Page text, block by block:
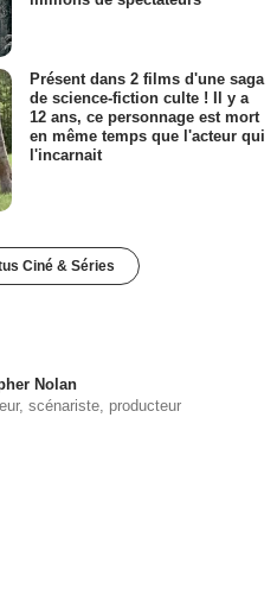
Présent dans 2 films d'une saga
de science-fiction culte ! Il y a
12 ans, ce personnage est mort
en même temps que l'acteur qui
l'incarnait
Ciné & Séries
Nolan
scénariste, producteur